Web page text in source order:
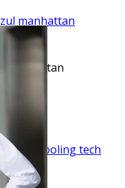
manhattan